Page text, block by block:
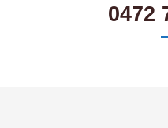
0472